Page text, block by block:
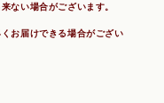
ない場合がございます。
お届けできる場合がござい